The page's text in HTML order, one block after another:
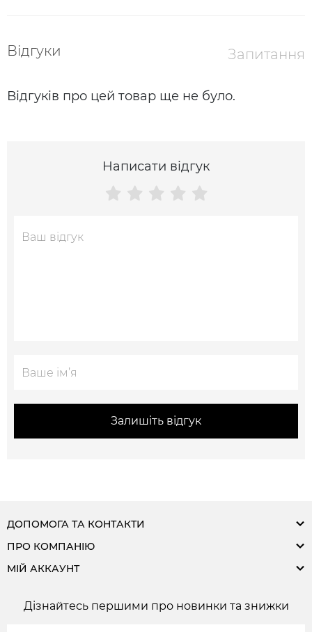
Відгуки Запитання
Відгуків про цей товар ще не було.
Написати відгук
Залишіть відгук
ДОПОМОГА ТА КОНТАКТИ
ПРО КОМПАНІЮ
МІЙ АККАУНТ
Дізнайтесь першими про новинки та знижки